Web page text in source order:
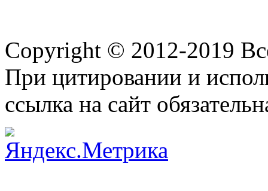
Copyright © 2012-2019
При цитировании и
ссылка на сайт